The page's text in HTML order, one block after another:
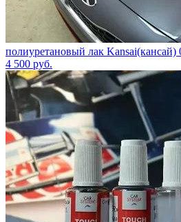
полиуретановый лак Kansai(кансай)
4 500 руб.